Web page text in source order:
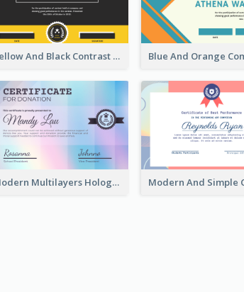
Yellow And Black Contrast Simple Certificate
Modern Multilayers Holographic Certificate Design Idea